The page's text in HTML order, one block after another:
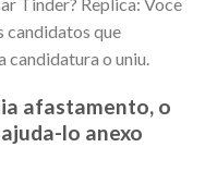
candidatos que
candidatura o uniu.
afastamento, o
lo anexo